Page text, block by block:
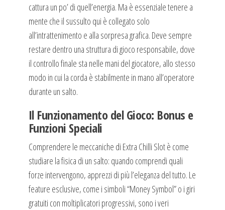
cattura un po’ di quell’energia. Ma è essenziale tenere a
mente che il sussulto qui è collegato solo
all’intrattenimento e alla sorpresa grafica. Deve sempre
restare dentro una struttura di gioco responsabile, dove
il controllo finale sta nelle mani del giocatore, allo stesso
modo in cui la corda è stabilmente in mano all’operatore
durante un salto.
Il Funzionamento del Gioco: Bonus e
Funzioni Speciali
Comprendere le meccaniche di Extra Chilli Slot è come
studiare la fisica di un salto: quando comprendi quali
forze intervengono, apprezzi di più l’eleganza del tutto. Le
feature esclusive, come i simboli “Money Symbol” o i giri
gratuiti con moltiplicatori progressivi, sono i veri